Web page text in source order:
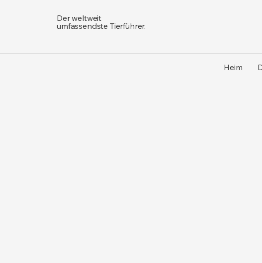
Der weltweit
umfassendste Tierführer.
Heim